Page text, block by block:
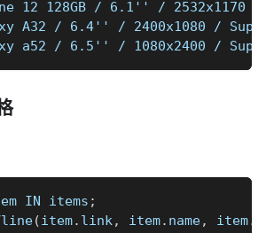
12 128GB / 6.1'' / 2532x1170 /
A32 / 6.4'' / 2400x1080 / Super
a52 / 6.5'' / 1080x2400 / Super
IN items ;
(item. link, item. name, item.